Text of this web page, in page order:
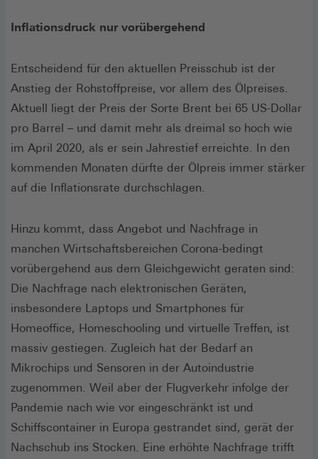
Inflationsdruck nur vorübergehend
Entscheidend für den aktuellen Preisschub ist der
Anstieg der Rohstoffpreise, vor allem des Ölpreises.
Aktuell liegt der Preis der Sorte Brent bei 65 US-Dollar
pro Barrel – und damit mehr als dreimal so hoch wie
im April 2020, als er sein Jahrestief erreichte. In den
kommenden Monaten dürfte der Ölpreis immer stärker
auf die Inflationsrate durchschlagen.
Hinzu kommt, dass Angebot und Nachfrage in
manchen Wirtschaftsbereichen Corona-bedingt
vorübergehend aus dem Gleichgewicht geraten sind:
Die Nachfrage nach elektronischen Geräten,
insbesondere Laptops und Smartphones für
Homeoffice, Homeschooling und virtuelle Treffen, ist
massiv gestiegen. Zugleich hat der Bedarf an
Mikrochips und Sensoren in der Autoindustrie
zugenommen. Weil aber der Flugverkehr infolge der
Pandemie nach wie vor eingeschränkt ist und
Schiffscontainer in Europa gestrandet sind, gerät der
Nachschub ins Stocken. Eine erhöhte Nachfrage trifft